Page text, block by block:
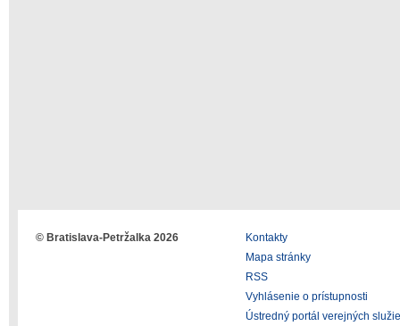
© Bratislava-Petržalka 2026
Kontakty
Mapa stránky
RSS
Vyhlásenie o prístupnosti
Ústredný portál verejných